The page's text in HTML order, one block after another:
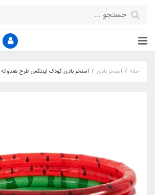
خانه استخر بادی استخر بادی کودک اینتکس طرح هندوانه